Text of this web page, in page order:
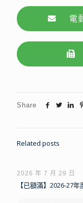
電
Share
Related posts
2026 年 7 月 29 日
【已額滿】2026-27